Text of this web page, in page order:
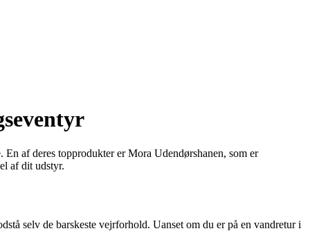
af deres topprodukter er Mora Udendørshanen, som er
af dit udstyr.
selv de barskeste vejrforhold. Uanset om du er på en vandretur i